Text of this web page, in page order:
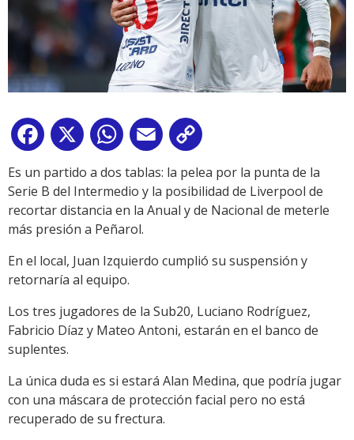
Facebook
X WhatsApp
Email
Link
Es un partido a dos tablas: la pelea por la punta de la
Serie B del Intermedio y la posibilidad de Liverpool de
recortar distancia en la Anual y de Nacional de meterle
más presión a Peñarol.
En el local, Juan Izquierdo cumplió su suspensión y
retornaría al equipo.
Los tres jugadores de la Sub20, Luciano Rodríguez,
Fabricio Díaz y Mateo Antoni, estarán en el banco de
suplentes.
La única duda es si estará Alan Medina, que podría jugar
con una máscara de protección facial pero no está
recuperado de su frectura.